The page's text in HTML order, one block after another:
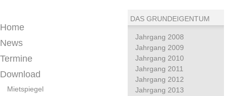
Home
News
Termine
Download
Mietspiegel
DAS GRUNDEIGENTUM
Jahrgang 2008
Jahrgang 2009
Jahrgang 2010
Jahrgang 2011
Jahrgang 2012
Jahrgang 2013